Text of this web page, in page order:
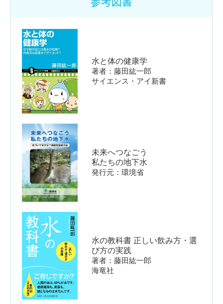
水と体の健康学
著者：藤田紘一郎
サイエンス・アイ新書
未来へつなごう
私たちの地下水
発行元：環境省
水の教科書 正しい飲み方・選
び方の実践
著者：藤田紘一郎
海竜社